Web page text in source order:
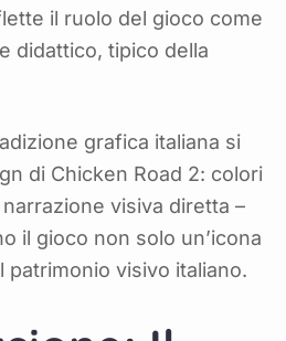
il ruolo del gioco come
didattico, tipico della
grafica italiana si
di Chicken Road 2: colori
visiva diretta –
il gioco non solo un’icona
patrimonio visivo italiano.